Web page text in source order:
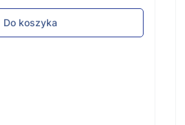
Do koszyka